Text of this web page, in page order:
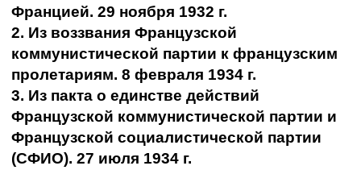
Францией. 29 ноября 1932 г.
2. Из воззвания Французской
коммунистической партии к французским
пролетариям. 8 февраля 1934 г.
3. Из пакта о единстве действий
Французской коммунистической партии и
Французской социалистической партии
(СФИО). 27 июля 1934 г.